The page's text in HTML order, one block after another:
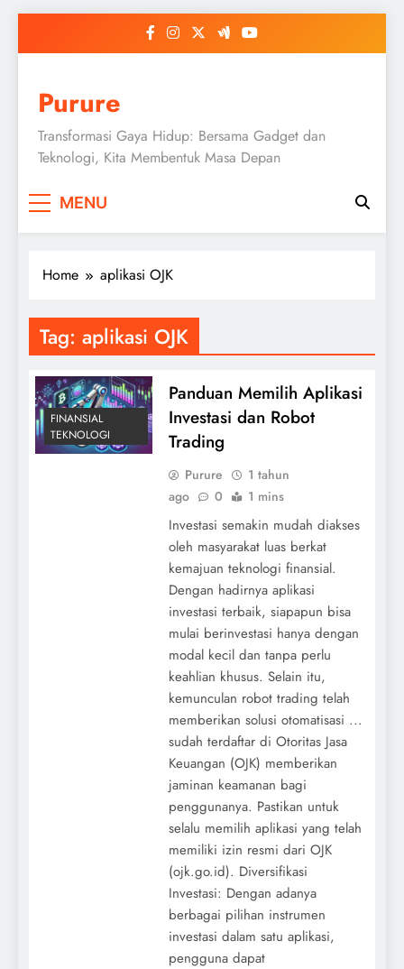
Purure
Transformasi Gaya Hidup: Bersama Gadget dan
Teknologi, Kita Membentuk Masa Depan
MENU
Home aplikasi OJK
Tag: aplikasi OJK
FINANSIAL
TEKNOLOGI
Panduan Memilih Aplikasi
Investasi dan Robot
Trading
Purure
1 tahun
ago
0 1 mins
Investasi semakin mudah diakses
oleh masyarakat luas berkat
kemajuan teknologi finansial.
Dengan hadirnya aplikasi
investasi terbaik, siapapun bisa
mulai berinvestasi hanya dengan
modal kecil dan tanpa perlu
keahlian khusus. Selain itu,
kemunculan robot trading telah
memberikan solusi otomatisasi ...
sudah terdaftar di Otoritas Jasa
Keuangan (OJK) memberikan
jaminan keamanan bagi
penggunanya. Pastikan untuk
selalu memilih aplikasi yang telah
memiliki izin resmi dari OJK
(ojk.go.id). Diversifikasi
Investasi: Dengan adanya
berbagai pilihan instrumen
investasi dalam satu aplikasi,
pengguna dapat